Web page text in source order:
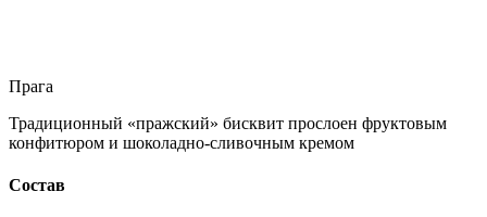
Прага
Традиционный «пражский» бисквит прослоен фруктовым
конфитюром и шоколадно-сливочным кремом
Состав